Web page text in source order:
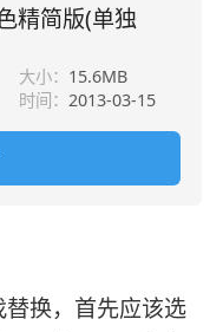
精简版(单独
大小： 15.6MB
时间： 2013-03-15
换，首先应该选